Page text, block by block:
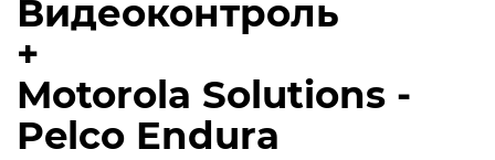
Видеоконтроль
+
Motorola Solutions -
Pelco Endura